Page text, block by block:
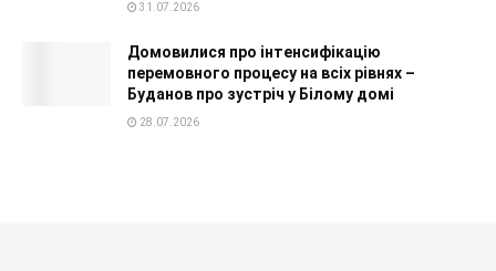
31.07.2026
Домовилися про інтенсифікацію
перемовного процесу на всіх рівнях –
Буданов про зустріч у Білому домі
28.07.2026